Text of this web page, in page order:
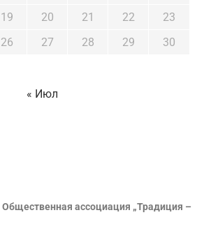
19 20 21 22
23
26 27 28 29
30
« Июл
Общественная ассоциация „Традиция –